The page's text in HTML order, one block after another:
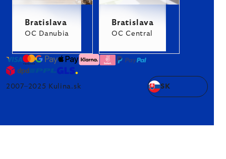
Bratislava
OC Danubia
Bratislava
OC Central
2007–2025 Kulina.sk SK